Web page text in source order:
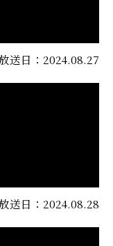
送日：2024.08.27
送日：2024.08.28